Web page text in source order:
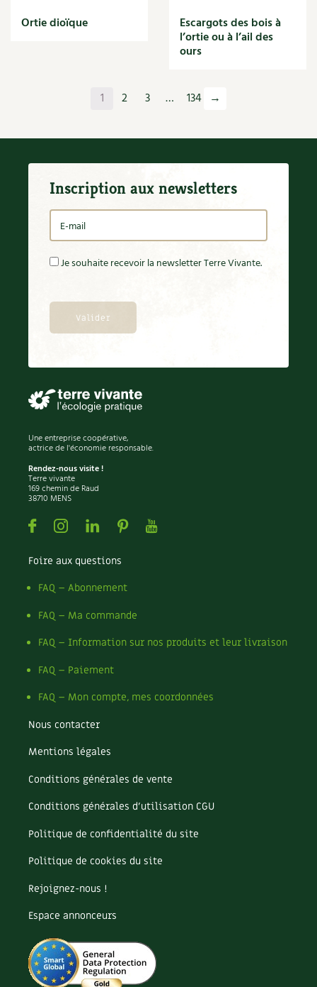
Optimiser l'espace
Paille
Panais
Parasite
Partenariat
Participatif
Patate douce
Pelouse
Permaculture
Pesticides
Petits pois
Piment
Pissenlit
Pizza
Plantes
Plantes d'extérieur
Plantes d'intérieur
Plantes médicinales
Plantes sauvages
Plants
Plastique
Poireau
Pollinisation
Pollution
Pomme
Potager
Potager en lasagnes
Poules
Prairie fleurie
Purin
Recette
Récup'
Réparation
Reproduction
Restauration
Rocaille
Ronce (ou mûre de jardin)
Roquette
Ortie dioïque Escargots des bois à
l’ortie ou à l’ail des
ours
1 2 3 … 134 →
Inscription aux newsletters
Je souhaite recevoir la newsletter Terre Vivante.
Une entreprise coopérative,
actrice de l'économie responsable.
Rendez-nous visite !
Terre vivante
169 chemin de Raud
38710 MENS
FacebookInstagramLinkedin
PinterestYoutube
Foire aux questions
FAQ – Abonnement
FAQ – Ma commande
FAQ – Information sur nos produits et leur livraison
FAQ – Paiement
FAQ – Mon compte, mes coordonnées
Nous contacter
Mentions légales
Conditions générales de vente
Conditions générales d’utilisation CGU
Politique de confidentialité du site
Politique de cookies du site
Rejoignez-nous !
Espace annonceurs